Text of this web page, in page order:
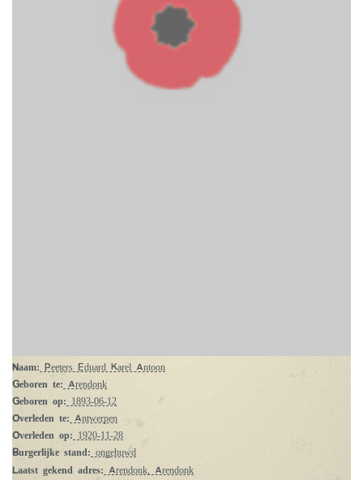
Naam: Peeters Eduard Karel Antoon
Geboren te: Arendonk
Geboren op: 1893-06-12
Overleden te: Antwerpen
Overleden op: 1920-11-28
Burgerlijke stand: ongehuwd
Laatst gekend adres: Arendonk, Arendonk